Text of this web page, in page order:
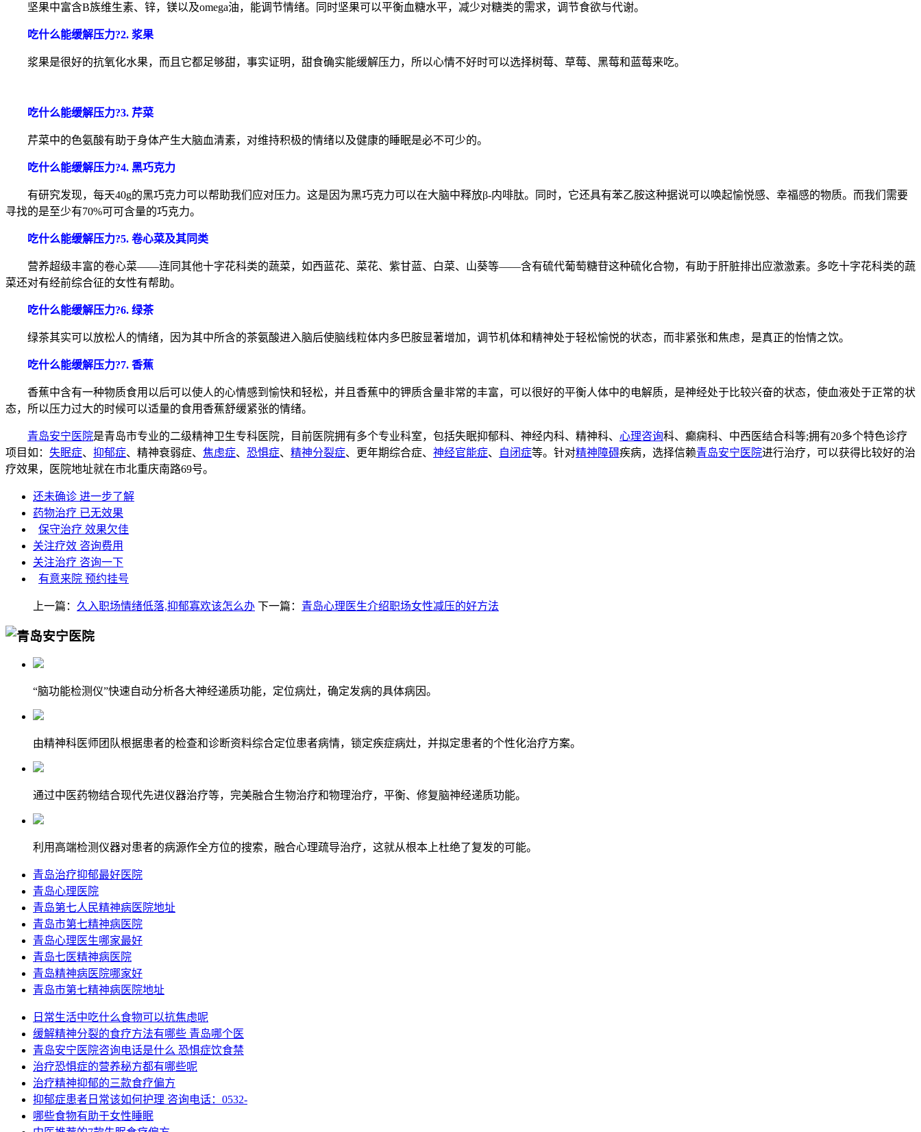
坚果中富含B族维生素、锌，镁以及omega油，能调节情绪。同时坚果可以平衡血糖水平，减少对糖类的需求，调节食欲与代谢。
吃什么能缓解压力?2. 浆果
浆果是很好的抗氧化水果，而且它都足够甜，事实证明，甜食确实能缓解压力，所以心情不好时可以选择树莓、草莓、黑莓和蓝莓来吃。
吃什么能缓解压力?3. 芹菜
芹菜中的色氨酸有助于身体产生大脑血清素，对维持积极的情绪以及健康的睡眠是必不可少的。
吃什么能缓解压力?4. 黑巧克力
有研究发现，每天40g的黑巧克力可以帮助我们应对压力。这是因为黑巧克力可以在大脑中释放β-内啡肽。同时，它还具有苯乙胺这种据说可以唤起愉悦感、幸福感的物质。而我们需要
寻找的是至少有70%可可含量的巧克力。
吃什么能缓解压力?5. 卷心菜及其同类
营养超级丰富的卷心菜——连同其他十字花科类的蔬菜，如西蓝花、菜花、紫甘蓝、白菜、山葵等——含有硫代葡萄糖苷这种硫化合物，有助于肝脏排出应激激素。多吃十字花科类的蔬
菜还对有经前综合征的女性有帮助。
吃什么能缓解压力?6. 绿茶
绿茶其实可以放松人的情绪，因为其中所含的茶氨酸进入脑后使脑线粒体内多巴胺显著增加，调节机体和精神处于轻松愉悦的状态，而非紧张和焦虑，是真正的怡情之饮。
吃什么能缓解压力?7. 香蕉
香蕉中含有一种物质食用以后可以使人的心情感到愉快和轻松，并且香蕉中的钾质含量非常的丰富，可以很好的平衡人体中的电解质，是神经处于比较兴奋的状态，使血液处于正常的状
态，所以压力过大的时候可以适量的食用香蕉舒缓紧张的情绪。
青岛安宁医院是青岛市专业的二级精神卫生专科医院，目前医院拥有多个专业科室，包括失眠抑郁科、神经内科、精神科、 心理咨询科、癫痫科、中西医结合科等;拥有20多个特色诊疗
项目如： 失眠症、 抑郁症、精神衰弱症、 焦虑症、 恐惧症、 精神分裂症、更年期综合症、 神经官能症、 自闭症等。针对精神障碍疾病，选择信赖青岛安宁医院进行治疗，可以获得比较好的治
疗效果，医院地址就在市北重庆南路69号。
还未确诊 进一步了解
药物治疗 已无效果
保守治疗 效果欠佳
关注疗效 咨询费用
关注治疗 咨询一下
有意来院 预约挂号
上一篇： 久入职场情绪低落,抑郁寡欢该怎么办 下一篇： 青岛心理医生介绍职场女性减压的好方法
“脑功能检测仪”快速自动分析各大神经递质功能，定位病灶，确定发病的具体病因。
由精神科医师团队根据患者的检查和诊断资料综合定位患者病情，锁定疾症病灶，并拟定患者的个性化治疗方案。
通过中医药物结合现代先进仪器治疗等，完美融合生物治疗和物理治疗，平衡、修复脑神经递质功能。
利用高端检测仪器对患者的病源作全方位的搜索，融合心理疏导治疗，这就从根本上杜绝了复发的可能。
青岛治疗抑郁最好医院
青岛心理医院
青岛第七人民精神病医院地址
青岛市第七精神病医院
青岛心理医生哪家最好
青岛七医精神病医院
青岛精神病医院哪家好
青岛市第七精神病医院地址
日常生活中吃什么食物可以抗焦虑呢
缓解精神分裂的食疗方法有哪些 青岛哪个医
青岛安宁医院咨询电话是什么 恐惧症饮食禁
治疗恐惧症的营养秘方都有哪些呢
治疗精神抑郁的三款食疗偏方
抑郁症患者日常该如何护理 咨询电话：0532-
哪些食物有助于女性睡眠